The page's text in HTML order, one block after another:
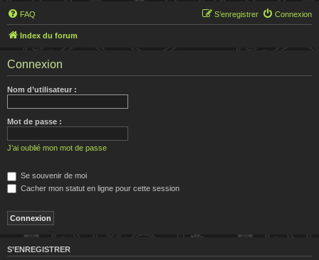
FAQ Connexion
S’enregistrer
Index du forum
Connexion
Nom d’utilisateur :
Mot de passe :
J’ai oublié mon mot de passe
Se souvenir de moi
Cacher mon statut en ligne pour cette session
S’ENREGISTRER